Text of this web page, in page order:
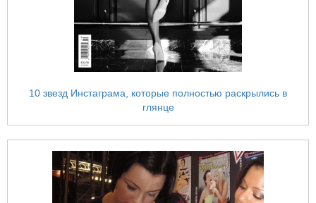
10 звезд Инстаграма, которые полностью раскрылись в
глянце